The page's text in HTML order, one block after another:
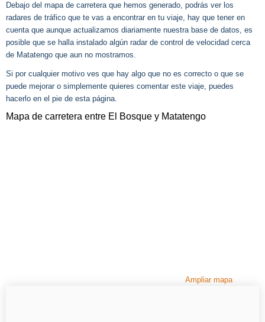
Debajo del mapa de carretera que hemos generado, podrás ver los
radares de tráfico que te vas a encontrar en tu viaje, hay que tener en
cuenta que aunque actualizamos diariamente nuestra base de datos, es
posible que se halla instalado algún radar de control de velocidad cerca
de Matatengo que aun no mostramos.
Si por cualquier motivo ves que hay algo que no es correcto o que se
puede mejorar o simplemente quieres comentar este viaje, puedes
hacerlo en el pie de esta página.
Mapa de carretera entre El Bosque y Matatengo
Ampliar mapa